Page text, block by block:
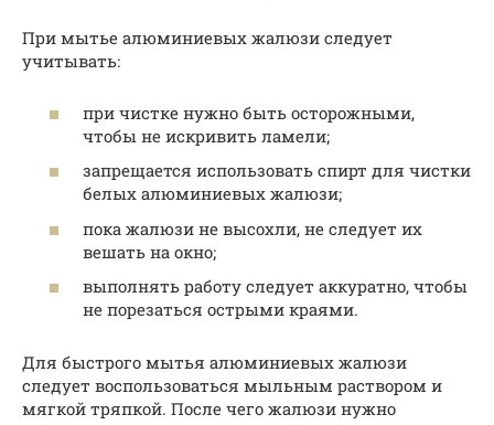
При мытье алюминиевых жалюзи следует
учитывать:
при чистке нужно быть осторожными,
чтобы не искривить ламели;
запрещается использовать спирт для чистки
белых алюминиевых жалюзи;
пока жалюзи не высохли, не следует их
вешать на окно;
выполнять работу следует аккуратно, чтобы
не порезаться острыми краями.
Для быстрого мытья алюминиевых жалюзи
следует воспользоваться мыльным раствором и
мягкой тряпкой. После чего жалюзи нужно